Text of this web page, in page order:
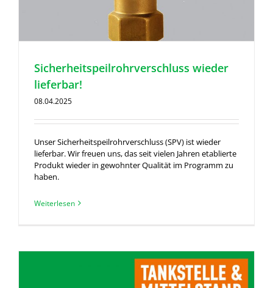
Sicherheitspeilrohrverschluss wieder
lieferbar!
08.04.2025
Unser Sicherheitspeilrohrverschluss (SPV) ist wieder
lieferbar. Wir freuen uns, das seit vielen Jahren etablierte
Produkt wieder in gewohnter Qualität im Programm zu
haben.
Weiterlesen